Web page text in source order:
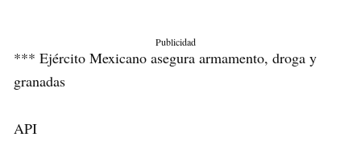
Publicidad
*** Ejército Mexicano asegura armamento, droga y
granadas
API